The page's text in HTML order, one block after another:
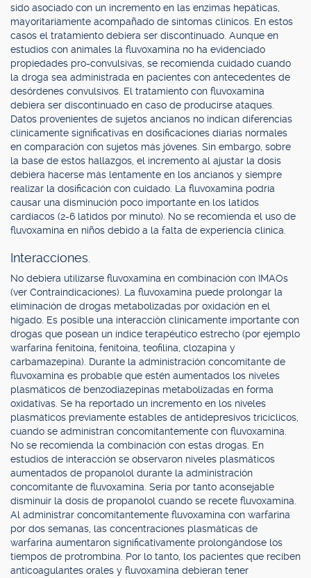
sido asociado con un incremento en las enzimas hepáticas,
mayoritariamente acompañado de síntomas clínicos. En estos
casos el tratamiento debiera ser discontinuado. Aunque en
estudios con animales la fluvoxamina no ha evidenciado
propiedades pro-convulsivas, se recomienda cuidado cuando
la droga sea administrada en pacientes con antecedentes de
desórdenes convulsivos. El tratamiento con fluvoxamina
debiera ser discontinuado en caso de producirse ataques.
Datos provenientes de sujetos ancianos no indican diferencias
clínicamente significativas en dosificaciones diarias normales
en comparación con sujetos más jóvenes. Sin embargo, sobre
la base de estos hallazgos, el incremento al ajustar la dosis
debiera hacerse más lentamente en los ancianos y siempre
realizar la dosificación con cuidado. La fluvoxamina podría
causar una disminución poco importante en los latidos
cardiacos (2-6 latidos por minuto). No se recomienda el uso de
fluvoxamina en niños debido a la falta de experiencia clínica.
Interacciones.
No debiera utilizarse fluvoxamina en combinación con IMAOs
(ver Contraindicaciones). La fluvoxamina puede prolongar la
eliminación de drogas metabolizadas por oxidación en el
hígado. Es posible una interacción clínicamente importante con
drogas que posean un índice terapéutico estrecho (por ejemplo
warfarina fenitoína, fenitoína, teofilina, clozapina y
carbamazepina). Durante la administración concomitante de
fluvoxamina es probable que estén aumentados los niveles
plasmáticos de benzodiazepinas metabolizadas en forma
oxidativas. Se ha reportado un incremento en los niveles
plasmáticos previamente estables de antidepresivos tricíclicos,
cuando se administran concomitantemente con fluvoxamina.
No se recomienda la combinación con estas drogas. En
estudios de interacción se observaron niveles plasmáticos
aumentados de propanolol durante la administración
concomitante de fluvoxamina. Sería por tanto aconsejable
disminuir la dosis de propanolol cuando se recete fluvoxamina.
Al administrar concomitantemente fluvoxamina con warfarina
por dos semanas, las concentraciones plasmáticas de
warfarina aumentaron significativamente prolongándose los
tiempos de protrombina. Por lo tanto, los pacientes que reciben
anticoagulantes orales y fluvoxamina debieran tener